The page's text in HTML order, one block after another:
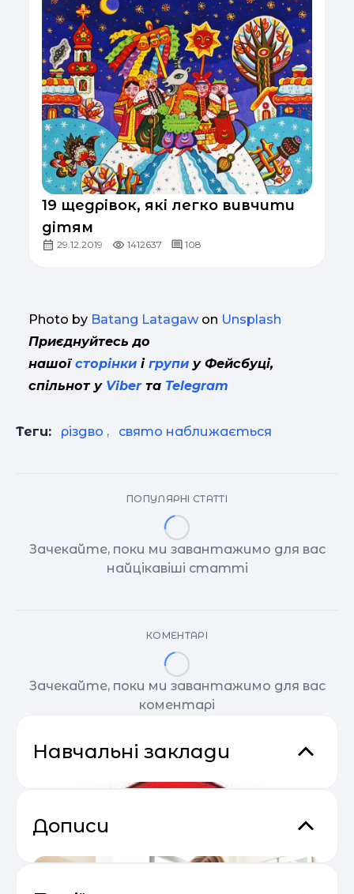
19 щедрівок, які легко вивчити
дітям
29.12.2019 1412637 108
Photo by Batang Latagaw on Unsplash
Приєднуйтесь до
нашої сторінки і групи у Фейсбуці,
спільнот у Viberта Telegram
Теги: різдво , свято наближається
ПОПУЛЯРНІ СТАТТІ
Зачекайте, поки ми завантажимо для вас
найцікавіші статті
КОМЕНТАРІ
Зачекайте, поки ми завантажимо для вас
коментарі
Навчальні заклади
Дописи